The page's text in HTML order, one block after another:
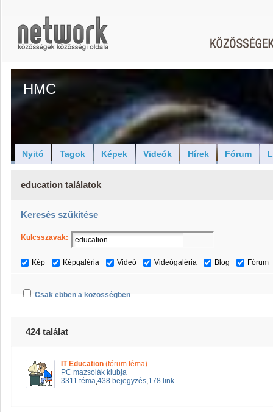
HMC
Nyitó Tagok Képek Videók Hírek Fórum
education találatok
Keresés szűkítése
Kulcsszavak:
Kép Képgaléria Videó Videógaléria Blog Fórum
Csak ebben a közösségben
424 találat
IT Education (fórum téma)
PC mazsolák klubja
3311 téma,438 bejegyzés,178 link